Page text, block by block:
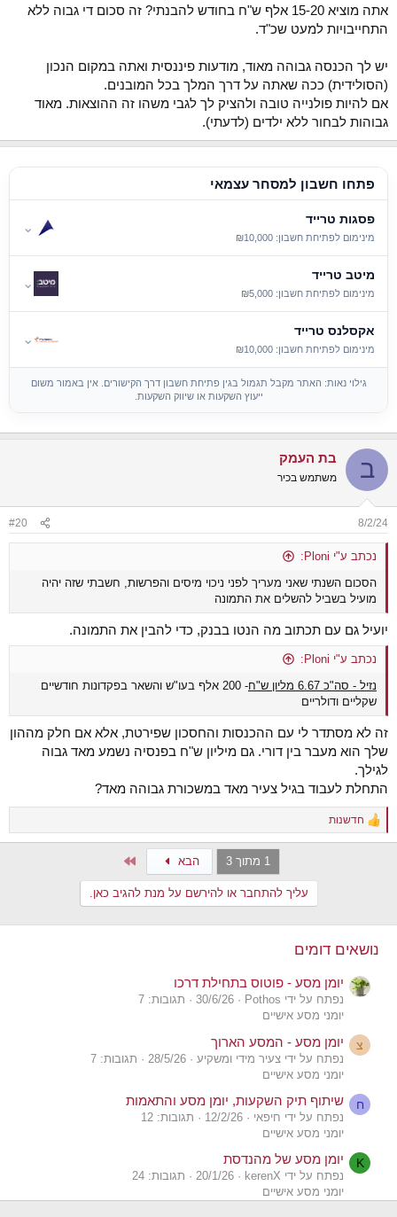
אתה מוציא 15-20 אלף ש"ח בחודש להבנתי? זה סכום די גבוה ללא
התחייבויות למעט שכ"ד.
יש לך הכנסה גבוהה מאוד, מודעות פיננסית ואתה במקום הנכון
(הסולידית) ככה שאתה על דרך המלך בכל המובנים.
אם להיות פולנייה טובה ולהציק לך לגבי משהו זה ההוצאות. מאוד
גבוהות לבחור ללא ילדים (לדעתי).
פתחו חשבון למסחר עצמאי
פסגות טרייד
מינימום לפתיחת חשבון: ₪10,000
⌄
מיטב טרייד
מינימום לפתיחת חשבון: ₪5,000
⌄
אקסלנס טרייד
מינימום לפתיחת חשבון: ₪10,000
⌄
גילוי נאות: האתר מקבל תגמול בגין פתיחת חשבון דרך הקישורים. אין באמור משום
ייעוץ השקעות או שיווק השקעות.
ב בת העמק
משתמש בכיר
8/2/24
#20
נכתב ע"י Ploni:
הסכום השנתי שאני מעריך לפני ניכוי מיסים והפרשות, חשבתי שזה יהיה
מועיל בשביל להשלים את התמונה
יועיל גם עם תכתוב מה הנטו בבנק, כדי להבין את התמונה.
נכתב ע"י Ploni:
נזיל - סה"כ 6.67 מליון ש"ח
- 200 אלף בעו"ש והשאר בפקדונות חודשיים
שקליים ודולריים
זה לא מסתדר לי עם ההכנסות והחסכון שפירטת, אלא אם חלק מההון
שלך הוא מעבר בין דורי. גם מיליון ש"ח בפנסיה נשמע מאד גבוה
לגילך.
התחלת לעבוד בגיל צעיר מאד במשכורת גבוהה מאד?
R
e
n
חדשנות
1 מתוך 3 הבא
עליך להתחבר או להירשם על מנת להגיב כאן.
נושאים דומים
יומן מסע - פוטוס בתחילת דרכו
נפתח על ידי Pothos 30/6/26
תגובות: 7
יומני מסע אישיים
צ יומן מסע - המסע הארוך
נפתח על ידי צעיר מידי ומשקיע 28/5/26
תגובות: 7
יומני מסע אישיים
ח שיתוף תיק השקעות, יומן מסע והתאמות
נפתח על ידי חיפאי 12/2/26
תגובות: 12
יומני מסע אישיים
K יומן מסע של מהנדסת
נפתח על ידי kerenX 20/1/26
תגובות: 24
יומני מסע אישיים